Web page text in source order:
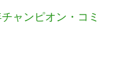
ャンピオン・コミ